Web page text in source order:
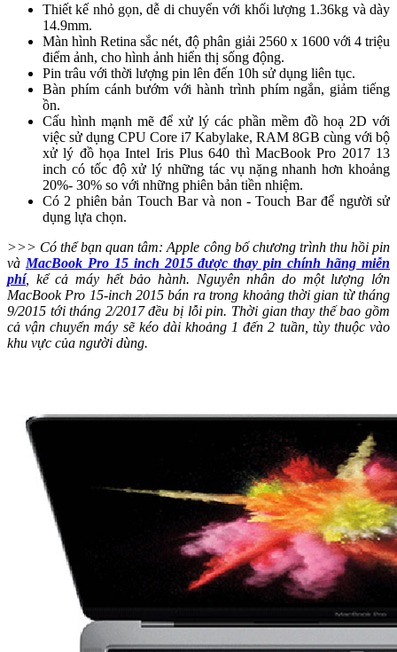
Thiết kế nhỏ gọn, dễ di chuyển với khối lượng 1.36kg và dày
14.9mm.
Màn hình Retina sắc nét, độ phân giải 2560 x 1600 với 4 triệu
điểm ảnh, cho hình ảnh hiển thị sống động.
Pin trâu với thời lượng pin lên đến 10h sử dụng liên tục.
Bàn phím cánh bướm với hành trình phím ngắn, giảm tiếng
ồn.
Cấu hình mạnh mẽ để xử lý các phần mềm đồ hoạ 2D với
việc sử dụng CPU Core i7 Kabylake, RAM 8GB cùng với bộ
xử lý đồ họa Intel Iris Plus 640 thì MacBook Pro 2017 13
inch có tốc độ xử lý những tác vụ nặng nhanh hơn khoảng
20%- 30% so với những phiên bản tiền nhiệm.
Có 2 phiên bản Touch Bar và non - Touch Bar để người sử
dụng lựa chọn.
>>> Có thể bạn quan tâm: Apple công bố chương trình thu hồi pin
và MacBook Pro 15 inch 2015 được thay pin chính hãng miễn
phí, kể cả máy hết bảo hành. Nguyên nhân do một lượng lớn
MacBook Pro 15-inch 2015 bán ra trong khoảng thời gian từ tháng
9/2015 tới tháng 2/2017 đều bị lỗi pin. Thời gian thay thế bao gồm
cả vận chuyển máy sẽ kéo dài khoảng 1 đến 2 tuần, tùy thuộc vào
khu vực của người dùng.